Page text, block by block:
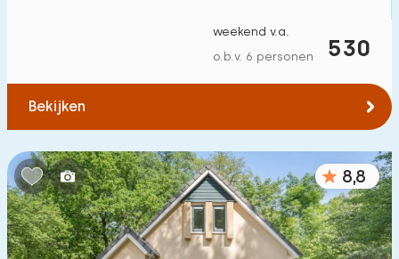
530
weekend v.a.
o.b.v. 6 personen
Bekijken
8,8